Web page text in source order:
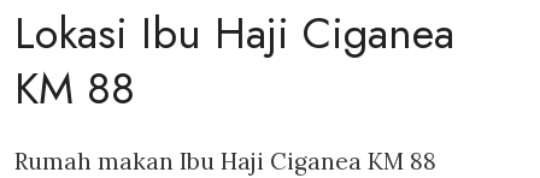
Lokasi Ibu Haji Ciganea
KM 88
Rumah makan Ibu Haji Ciganea KM 88